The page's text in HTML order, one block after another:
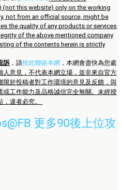
this website) only on the working
not from an official source, might be
the quality of any products or services
of the above mentioned company
of the contents herein is strictly
訴 ，請按此聯絡本網 ，本網會盡快為您處
人意見，不代表本網立場，並非來自官方
限於投稿者對工作環境的意見及反饋，與
或工作能力及品格誠信完全無關。未經授
違者必究。
更多90後上位攻